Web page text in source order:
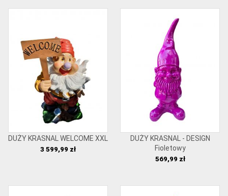
DUŻY KRASNAL WELCOME XXL
Cena
3 599,99 zł
DUŻY KRASNAL - DESIGN
Fioletowy
Cena
569,99 zł